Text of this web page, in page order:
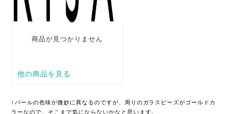
↑パールの色味が微妙に異なるのですが、周りのガラスビーズがゴールドカ
ラーなので、そこまで気にならないかなと思います。